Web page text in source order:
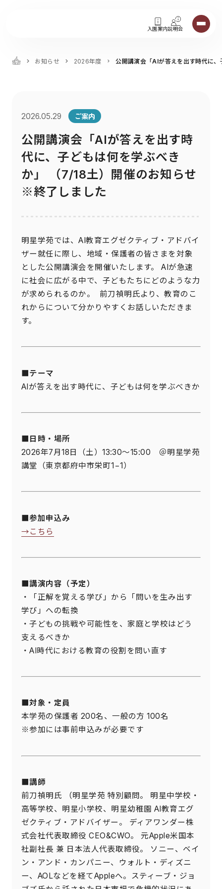
入園案内説明会
お知らせ 2026年度 公開講演会「AIが答えを出す時代に
2026.05.29 ご案内
公開講演会「AIが答えを出す時
代に、子どもは何を学ぶべき
か」 （7/18土）開催のお知らせ
※終了しました
明星学苑では、AI教育エグゼクティブ・アドバイ
ザー就任に際し、地域・保護者の皆さまを対象
とした公開講演会を開催いたします。 AIが急速
に社会に広がる中で、子どもたちにどのような力
が求められるのか。 前刀禎明氏より、教育のこ
れからについて分かりやすくお話しいただきま
す。
■テーマ
AIが答えを出す時代に、子どもは何を学ぶべきか
■日時・場所
2026年7月18日（土）13:30～15:00 ＠明星学苑
講堂（東京都府中市栄町1−1）
■参加申込み
→こちら
■講演内容（予定）
・「正解を覚える学び」から「問いを生み出す
学び」への転換
・子どもの挑戦や可能性を、家庭と学校はどう
支えるべきか
・AI時代における教育の役割を問い直す
■対象・定員
本学苑の保護者 200名、一般の方 100名
※参加には事前申込みが必要です
■講師
前刀禎明氏 （明星学苑 特別顧問。 明星中学校・
高等学校、明星小学校、明星幼稚園 AI教育エグ
ゼクティブ・アドバイザー。 ディアワンダー株
式会社代表取締役 CEO&CWO。 元Apple米国本
社副社長 兼 日本法人代表取締役。 ソニー、ベイ
ン・アンド・カンパニー、ウォルト・ディズニ
ー、AOLなどを経てAppleへ。スティーブ・ジョ